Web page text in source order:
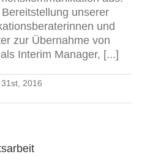
unserer
und
zur Übernahme von
Interim Manager, [...]
2016